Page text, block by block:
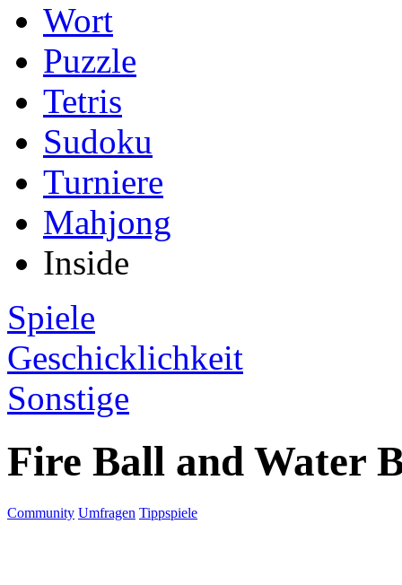
Wort
Puzzle
Tetris
Sudoku
Turniere
Mahjong
Inside
Spiele
Geschicklichkeit
Sonstige
Fire Ball and Water
Community Umfragen Tippspiele